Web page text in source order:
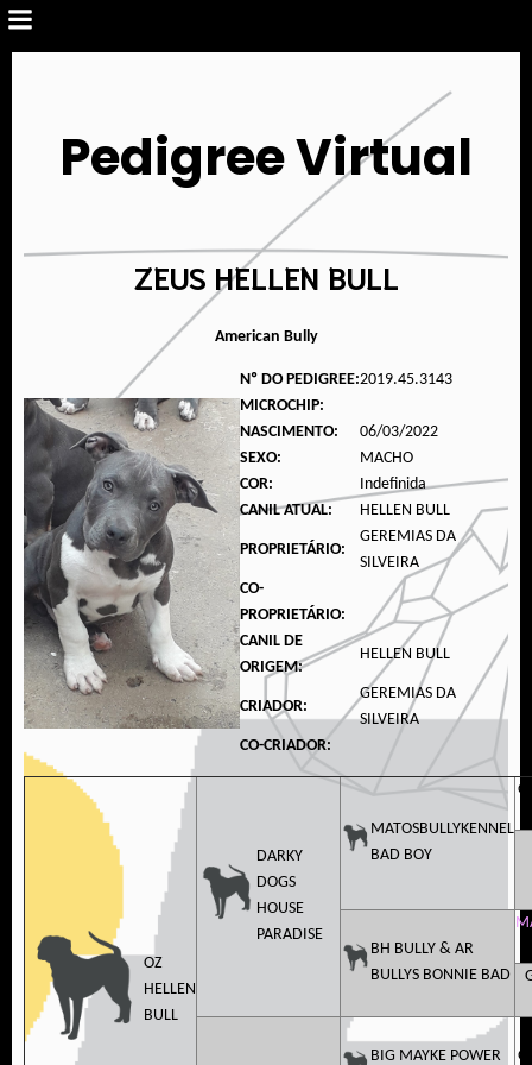
Pedigree Virtual
ZEUS HELLEN BULL
American Bully
Nº DO PEDIGREE:2019.45.3143
MICROCHIP:
NASCIMENTO:
06/03/2022
SEXO:
MACHO
COR:
Indefinida
CANIL ATUAL:
HELLEN BULL
PROPRIETÁRIO:
GEREMIAS DA
SILVEIRA
CO-
PROPRIETÁRIO:
CANIL DE
ORIGEM:
HELLEN BULL
CRIADOR:
GEREMIAS DA
SILVEIRA
CO-CRIADOR:
OZ
HELLEN
BULL
DARKY
DOGS
HOUSE
PARADISE
MATOSBULLYKENNEL
BAD BOY
BH BULLY & AR
BULLYS BONNIE BAD
BIG MAYKE POWER